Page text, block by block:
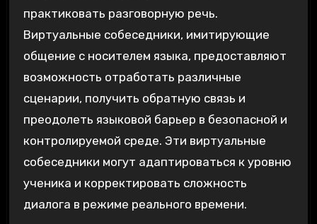
практиковать разговорную речь.
Виртуальные собеседники, имитирующие
общение с носителем языка, предоставляют
возможность отработать различные
сценарии, получить обратную связь и
преодолеть языковой барьер в безопасной и
контролируемой среде. Эти виртуальные
собеседники могут адаптироваться к уровню
ученика и корректировать сложность
диалога в режиме реального времени.